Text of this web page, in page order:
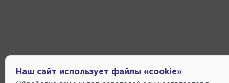
Наш сайт использует файлы «cookie»